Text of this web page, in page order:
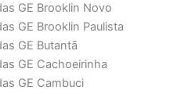
GE Brooklin Novo
GE Brooklin Paulista
GE Butantã
GE Cachoeirinha
GE Cambuci